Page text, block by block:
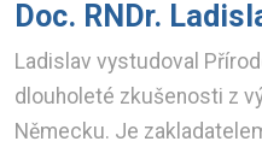
Doc. RNDr.
Ladislav vystudoval
dlouholeté zkušenosti z
Německu. Je